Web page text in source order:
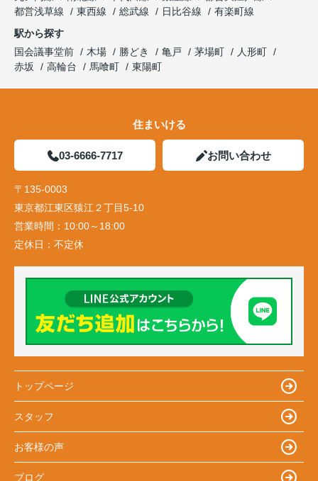
都営浅草線
東西線 総武線 日比谷線
有楽町線
駅から探す
国会議事堂前
木場 勝どき 亀戸 茅場町
人形町
赤坂
高輪台 馬喰町 東陽町
住まいける
03-6666-7717 お問い合わせ
〒135-0003
東京都江東区猿江２丁目5-10
営業時間： 10:00～18:00
定休日： 不定休
トップページ
スタッフ
お客様の声
ブログ